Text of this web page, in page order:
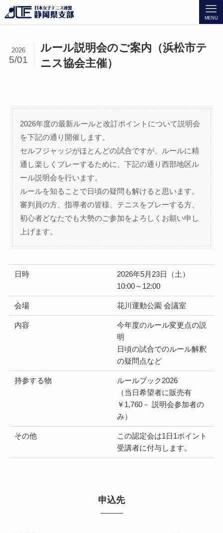
MENU
ルール説明会のご案内（浜松市テ
ニス協会主催）
2026
5/01
2026年度の最新ルールと改訂ポイントについて説明会
を下記の通り開催します。
セルフジャッジがほとんどの試合ですが、ルールに精
通し楽しくプレーするために、下記の通り西部地区ル
ール説明会を行います。
ルールを知ることで日頃の疑問も解けると思います。
審判員の方、指導者の皆様、テニスをプレーする方、
初心者どなたでも大勢のご参加をよろしくお願い申し
上げます。
日時
2026年5月23日（土）
10:00～12:00
会場 花川運動公園 会議室
内容
今年度のルール変更点の説
明
日頃の試合でのルール解釈
の疑問点など
持参する物
ルールブック2026
（当日希望者に販売有
￥1,760－ 説明会参加者の
み）
その他
この認定会は1日1ポイント
受講者に付与します。
申込先